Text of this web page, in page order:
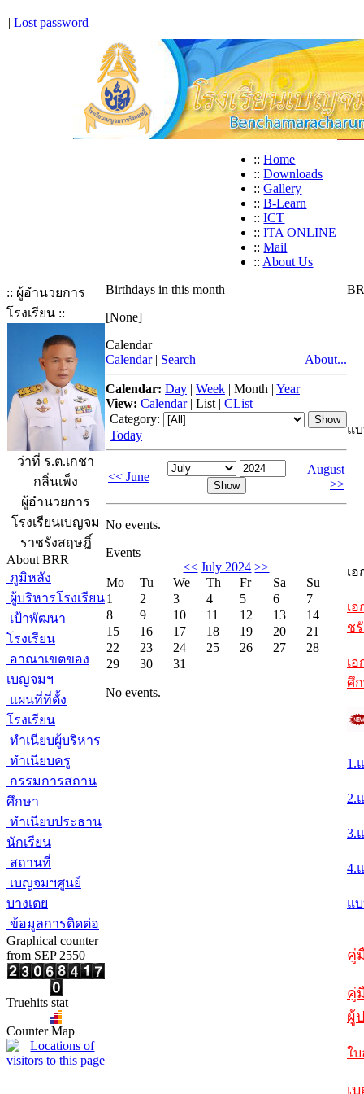
| Lost password
:: Home
:: Downloads
:: Gallery
:: B-Learn
:: ICT
:: ITA ONLINE
:: Mail
:: About Us
:: ผู้อำนวยการ
โรงเรียน ::
ว่าที่ ร.ต.เกชา
กลิ่นเพ็ง
ผู้อำนวยการ
โรงเรียนเบญจม
ราชรังสฤษฎิ์
About BRR
ภูมิหลัง
ผู้บริหารโรงเรียน
เป้าพัฒนา
โรงเรียน
อาณาเขตของ
เบญจมฯ
แผนที่ที่ตั้ง
โรงเรียน
ทำเนียบผู้บริหาร
ทำเนียบครู
กรรมการสถาน
ศึกษา
ทำเนียบประธาน
นักเรียน
สถานที่
เบญจมฯศูนย์
บางเตย
ข้อมูลการติดต่อ
Graphical counter
from SEP 2550
Truehits stat
Counter Map
Birthdays in this month
[None]
Calendar
Calendar | Search About...
Calendar: Day | Week | Month | Year
View: Calendar| List | CList
Category:
Today
<< June
August
>>
No events.
Events
<< July 2024 >>
Mo
Tu We Th Fr Sa
Su
1
2 3 4 5 6
7
8
9 10 11 12 13
14
15
16 17 18 19 20
21
22
23 24 25 26 27
28
29
30 31
No events.
แ
เ
เ
ช
เ
ศึ
1.
2.
3.
4.
แ
คู่
คู่
ผู้
ใ
เ